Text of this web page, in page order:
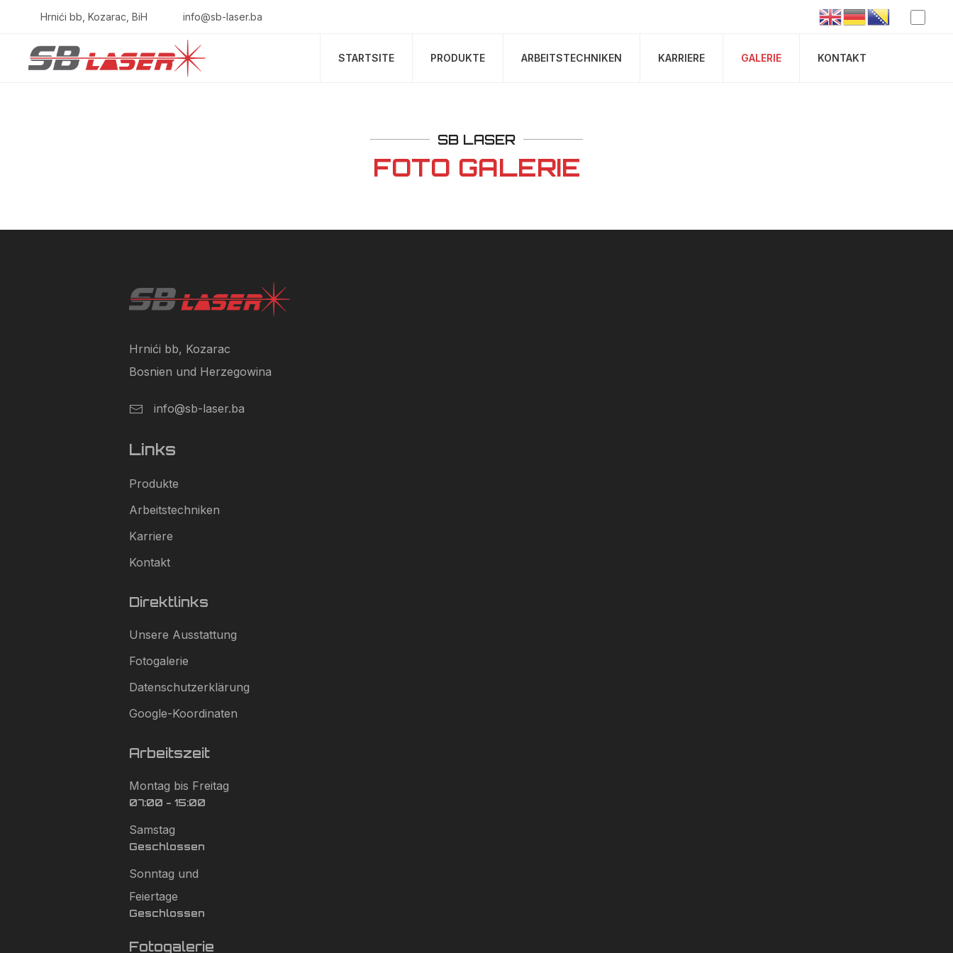
Hrnići bb, Kozarac, BiH info@sb-laser.ba
STARTSITE PRODUKTE ARBEITSTECHNIKEN KARRIERE GALERIE KONTAKT
SB LASER
FOTO GALERIE
Hrnići bb, Kozarac
Bosnien und Herzegowina
info@sb-laser.ba
Links
Produkte
Arbeitstechniken
Karriere
Kontakt
Direktlinks
Unsere Ausstattung
Fotogalerie
Datenschutzerklärung
Google-Koordinaten
Arbeitszeit
Montag bis Freitag
07:00 - 15:00
Samstag
Geschlossen
Sonntag und
Feiertage
Geschlossen
Fotogalerie